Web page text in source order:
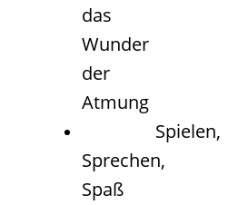
das
Wunder
der
Atmung
Spielen,
Sprechen,
Spaß